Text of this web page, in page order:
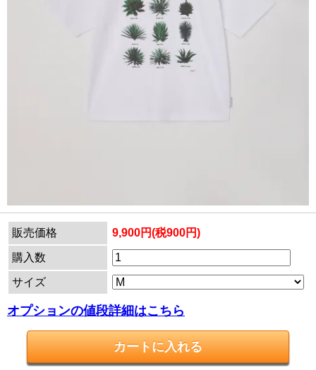
販売価格 9,900円(税900円)
購入数
サイズ
オプションの値段詳細はこちら